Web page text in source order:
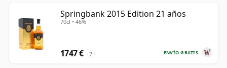
Springbank 2015 Edition 21 años
70cl • 46%
ENVÍO GRATIS
1747 € ?